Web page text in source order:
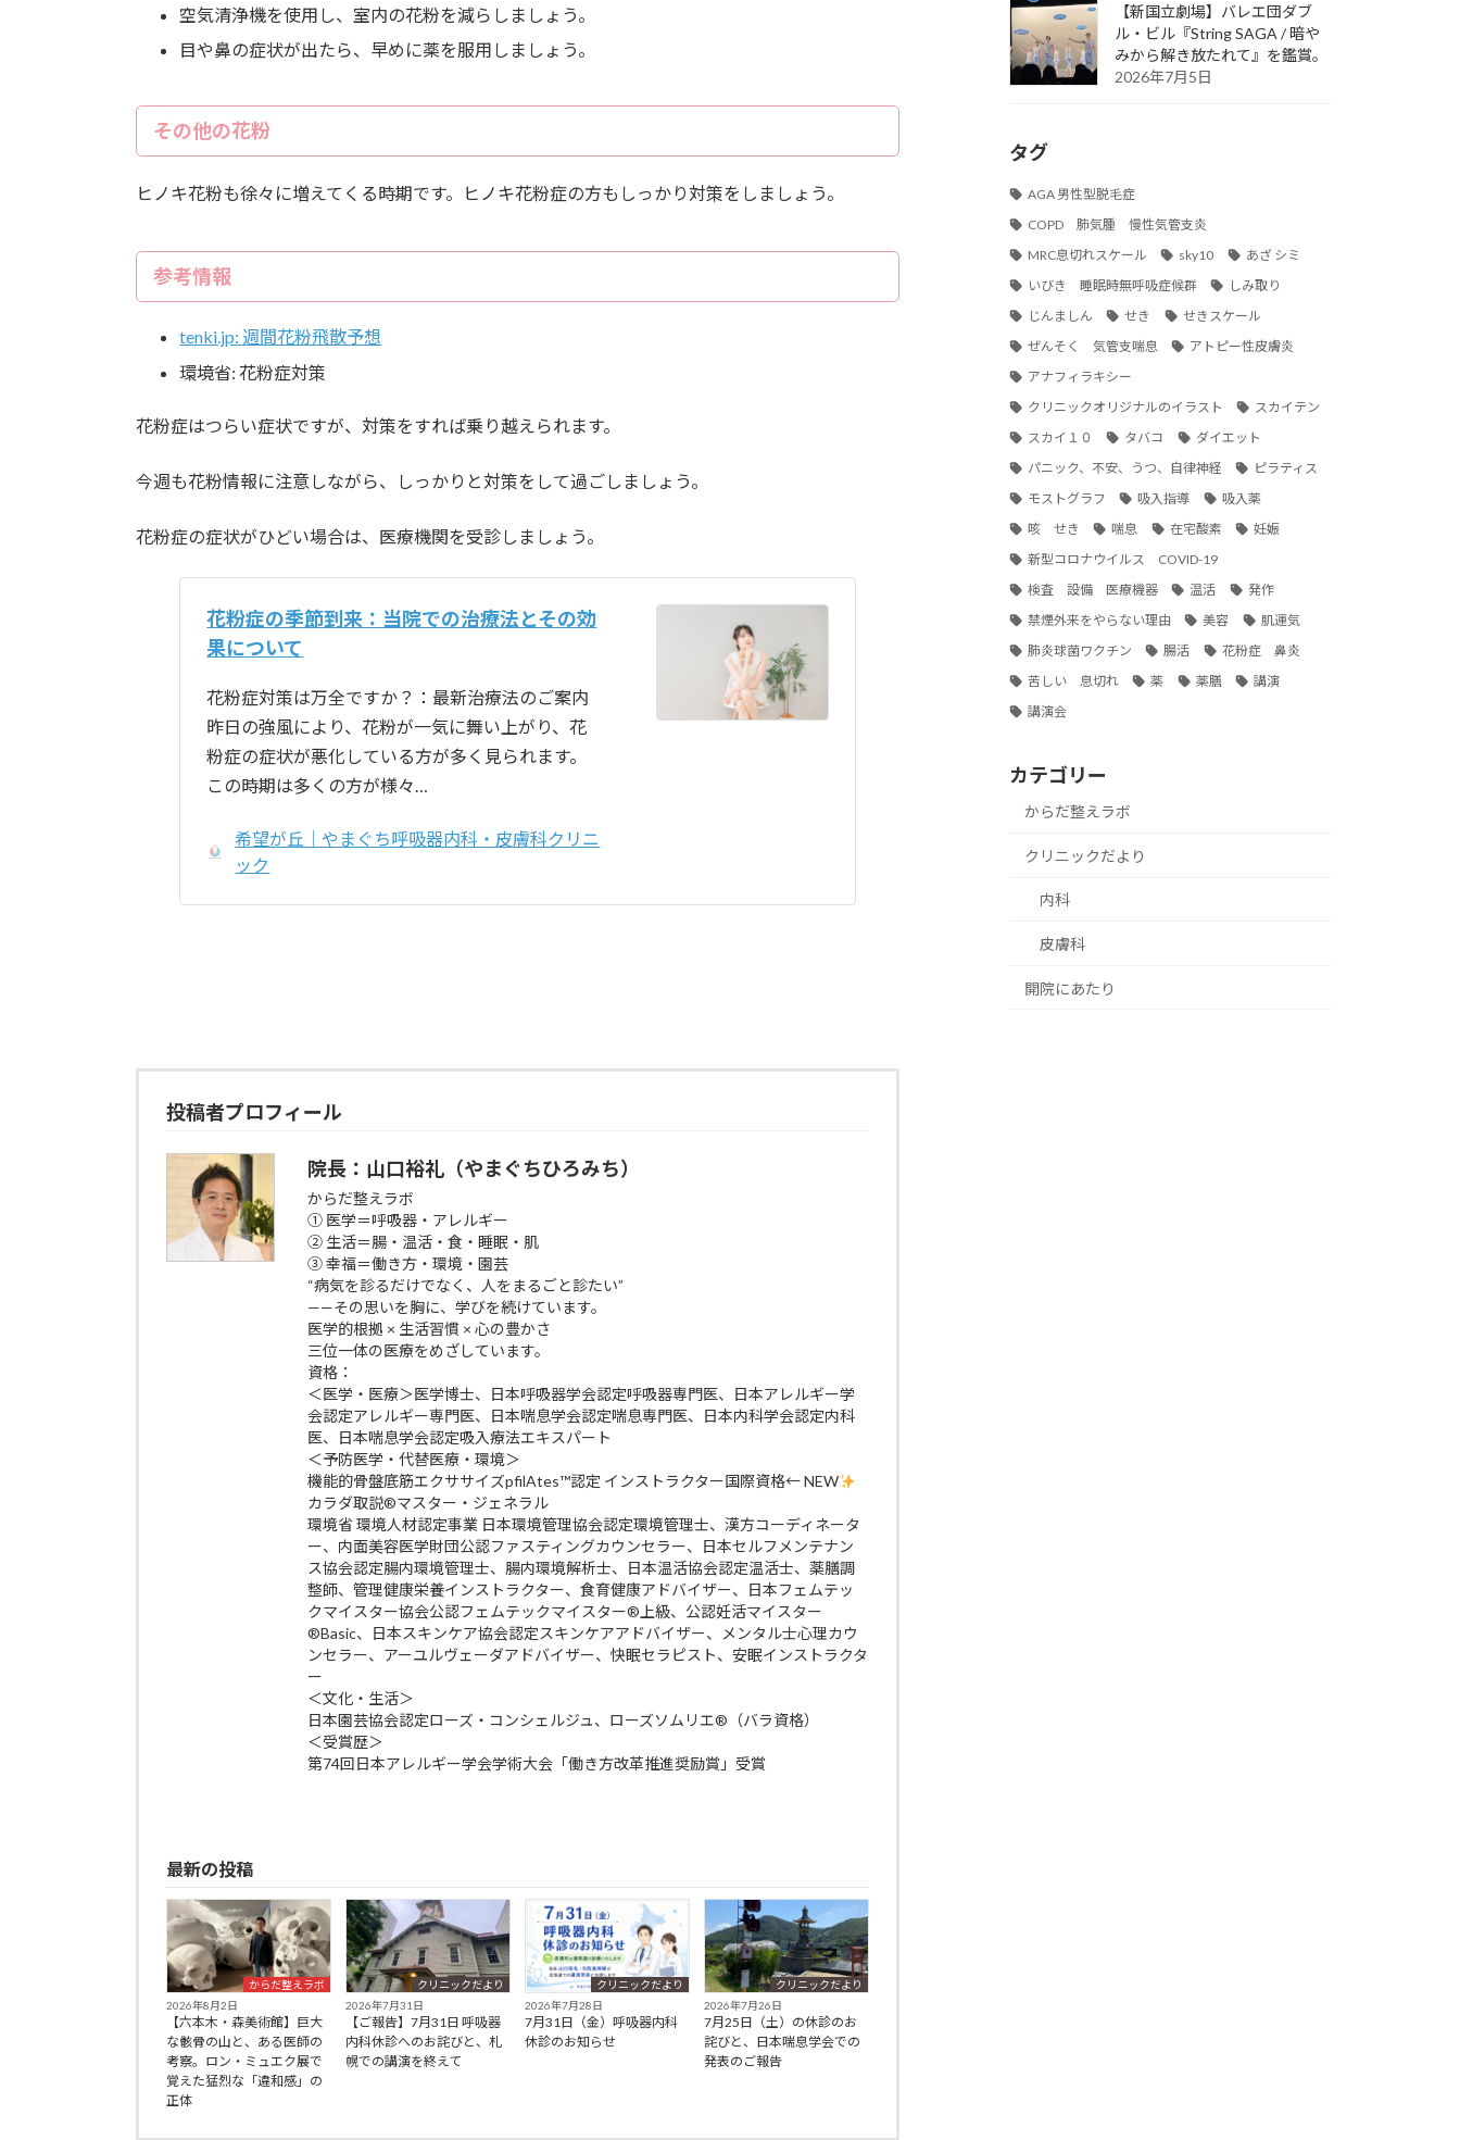
空気清浄機を使用し、室内の花粉を減らしましょう。
目や鼻の症状が出たら、早めに薬を服用しましょう。
その他の花粉
ヒノキ花粉も徐々に増えてくる時期です。ヒノキ花粉症の方もしっかり対策をしましょう。
参考情報
tenki.jp: 週間花粉飛散予想
環境省: 花粉症対策
花粉症はつらい症状ですが、対策をすれば乗り越えられます。
今週も花粉情報に注意しながら、しっかりと対策をして過ごしましょう。
花粉症の症状がひどい場合は、医療機関を受診しましょう。
花粉症の季節到来：当院での治療法とその効
果について
花粉症対策は万全ですか？：最新治療法のご案内
昨日の強風により、花粉が一気に舞い上がり、花
粉症の症状が悪化している方が多く見られます。
この時期は多くの方が様々…
希望が丘｜やまぐち呼吸器内科・皮膚科クリニ
ック
投稿者プロフィール
院長：山口裕礼（やまぐちひろみち）
からだ整えラボ
① 医学＝呼吸器・アレルギー
② 生活＝腸・温活・食・睡眠・肌
③ 幸福＝働き方・環境・園芸
“病気を診るだけでなく、人をまるごと診たい”
——その思いを胸に、学びを続けています。
医学的根拠 × 生活習慣 × 心の豊かさ
三位一体の医療をめざしています。
資格：
＜医学・医療＞医学博士、日本呼吸器学会認定呼吸器専門医、日本アレルギー学
会認定アレルギー専門医、日本喘息学会認定喘息専門医、日本内科学会認定内科
医、日本喘息学会認定吸入療法エキスパート
＜予防医学・代替医療・環境＞
機能的骨盤底筋エクササイズpfilAtes™認定 インストラクター国際資格← NEW
カラダ取説®マスター・ジェネラル
環境省 環境人材認定事業 日本環境管理協会認定環境管理士、漢方コーディネータ
ー、内面美容医学財団公認ファスティングカウンセラー、日本セルフメンテナン
ス協会認定腸内環境管理士、腸内環境解析士、日本温活協会認定温活士、薬膳調
整師、管理健康栄養インストラクター、食育健康アドバイザー、日本フェムテッ
クマイスター協会公認フェムテックマイスター®上級、公認妊活マイスター
®Basic、日本スキンケア協会認定スキンケアアドバイザー、メンタル士心理カウ
ンセラー、アーユルヴェーダアドバイザー、快眠セラピスト、安眠インストラクタ
ー
＜文化・生活＞
日本園芸協会認定ローズ・コンシェルジュ、ローズソムリエ®（バラ資格）
＜受賞歴＞
第74回日本アレルギー学会学術大会「働き方改革推進奨励賞」受賞
最新の投稿
からだ整えラボ
2026年8月2日
【六本木・森美術館】巨大
な骸骨の山と、ある医師の
考察。ロン・ミュエク展で
覚えた猛烈な「違和感」の
正体
クリニックだより
2026年7月31日
【ご報告】7月31日 呼吸器
内科休診へのお詫びと、札
幌での講演を終えて
クリニックだより
2026年7月28日
7月31日（金）呼吸器内科
休診のお知らせ
クリニックだより
2026年7月26日
7月25日（土）の休診のお
詫びと、日本喘息学会での
発表のご報告
【新国立劇場】バレエ団ダブ
ル・ビル『String SAGA / 暗や
みから解き放たれて』を鑑賞。
2026年7月5日
タグ
AGA 男性型脱毛症
COPD 肺気腫 慢性気管支炎
MRC息切れスケール
sky10
あざ シミ
いびき 睡眠時無呼吸症候群
しみ取り
じんましん
せき
せきスケール
ぜんそく 気管支喘息
アトピー性皮膚炎
アナフィラキシー
クリニックオリジナルのイラスト
スカイテン
スカイ１０
タバコ
ダイエット
パニック、不安、うつ、自律神経
ピラティス
モストグラフ
吸入指導
吸入薬
咳 せき
喘息 在宅酸素
妊娠
新型コロナウイルス COVID-19
検査 設備 医療機器
温活
発作
禁煙外来をやらない理由
美容
肌運気
肺炎球菌ワクチン
腸活
花粉症 鼻炎
苦しい 息切れ
薬 薬膳
講演
講演会
カテゴリー
からだ整えラボ
クリニックだより
内科
皮膚科
開院にあたり